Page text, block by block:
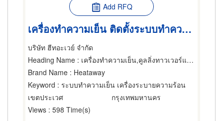
Add RFQ
เครื่องทำความเย็น ติดตั้งระบบทำความเย็น แผ่นระบายความร้อน
บริษัท ฮีทอะเวย์ จำกัด
Heading Name : เครื่องทำความเย็น,คูลลิ่งทาวเวอร์แอร์ขนาดใหญ่,เครื่องถ่ายเทความร้อน
Brand Name : Heataway
Keyword : ระบบทำความเย็น เครื่องระบายความร้อน
เขตประเวศ
กรุงเทพมหานคร
Views : 598 Time(s)